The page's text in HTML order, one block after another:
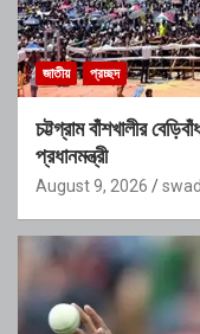
জাতীয় প্রচ্ছদ
চট্টগ্রাম বাঁশখালীর
প্রধানমন্ত্রী
August 9, 2026